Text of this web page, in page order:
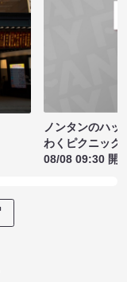
ノンタンのハッ
わくピクニック
08/08 09:30 開